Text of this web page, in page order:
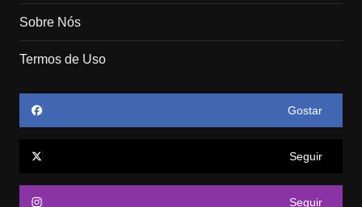
Sobre Nós
Termos de Uso
Gostar
Seguir
Seguir